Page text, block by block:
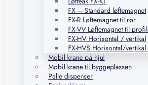
FX – Standard løftemagnet
FX-R Løftemagnet til rør
FX-VV Løftemagnet til
FX-HV Horisontal / vertikal
FX-HVS Horisontal/
Mobil krane på hjul
Mobil krane til byggeplassen
Palle dispenser